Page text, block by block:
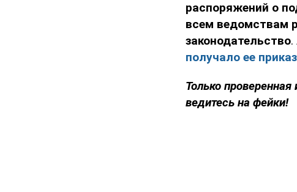
распоряжений о
всем ведомствам
законодательство.
получало ее
Только
ведитесь на фейки!